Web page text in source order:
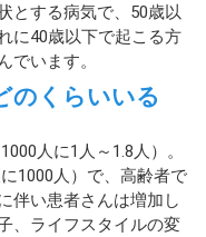
とする病気で、50歳以
に40歳以下で起こる方
でいます。
のくらいいる
人に1人～1.8人）。
1000人）で、高齢者で
伴い患者さんは増加し
、ライフスタイルの変